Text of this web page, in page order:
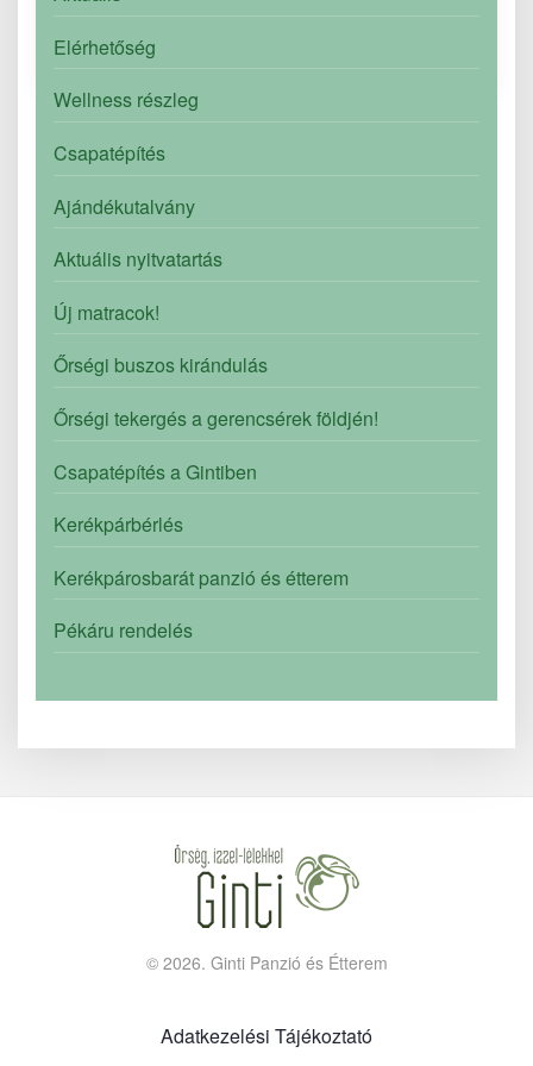
Bővebben
Elérhetőség
Wellness részleg
Csapatépítés
Ajándékutalvány
Aktuális nyitvatartás
Új matracok!
Őrségi buszos kirándulás
Őrségi tekergés a gerencsérek földjén!
Csapatépítés a Gintiben
Kerékpárbérlés
Kerékpárosbarát panzió és étterem
Pékáru rendelés
© 2026. Ginti Panzió és Étterem
Adatkezelési Tájékoztató